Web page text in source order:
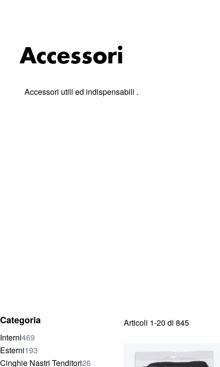
Accessori
Accessori utili ed indispensabili .
Categoria
Interni469
elementi
Esterni193
elementi
Cinghie Nastri Tenditori26
elementi
Articoli 1-20 di 845